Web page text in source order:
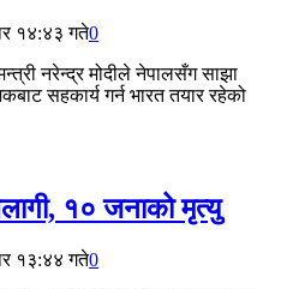
१४:४३ गते0
नरेन्द्र मोदीले नेपालसँग साझा
सहकार्य गर्न भारत तयार रहेको
१० जनाको मृत्यु
१३:४४ गते0